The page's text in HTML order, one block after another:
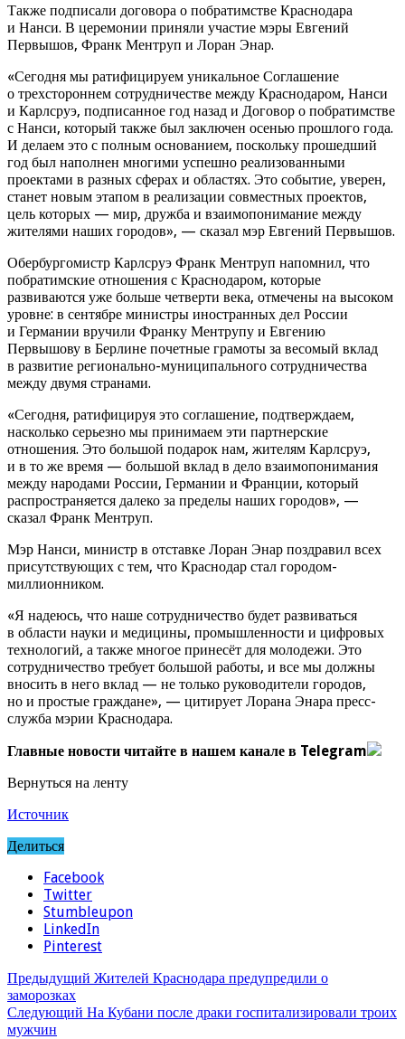
Также подписали договора о побратимстве Краснодара
и Нанси. В церемонии приняли участие мэры Евгений
Первышов, Франк Ментруп и Лоран Энар.
«Сегодня мы ратифицируем уникальное Соглашение
о трехстороннем сотрудничестве между Краснодаром, Нанси
и Карлсруэ, подписанное год назад и Договор о побратимстве
с Нанси, который также был заключен осенью прошлого года.
И делаем это с полным основанием, поскольку прошедший
год был наполнен многими успешно реализованными
проектами в разных сферах и областях. Это событие, уверен,
станет новым этапом в реализации совместных проектов,
цель которых — мир, дружба и взаимопонимание между
жителями наших городов», — сказал мэр Евгений Первышов.
Обербургомистр Карлсруэ Франк Ментруп напомнил, что
побратимские отношения с Краснодаром, которые
развиваются уже больше четверти века, отмечены на высоком
уровне: в сентябре министры иностранных дел России
и Германии вручили Франку Ментрупу и Евгению
Первышову в Берлине почетные грамоты за весомый вклад
в развитие регионально-муниципального сотрудничества
между двумя странами.
«Сегодня, ратифицируя это соглашение, подтверждаем,
насколько серьезно мы принимаем эти партнерские
отношения. Это большой подарок нам, жителям Карлсруэ,
и в то же время — большой вклад в дело взаимопонимания
между народами России, Германии и Франции, который
распространяется далеко за пределы наших городов», —
сказал Франк Ментруп.
Мэр Нанси, министр в отставке Лоран Энар поздравил всех
присутствующих с тем, что Краснодар стал городом-
миллионником.
«Я надеюсь, что наше сотрудничество будет развиваться
в области науки и медицины, промышленности и цифровых
технологий, а также многое принесёт для молодежи. Это
сотрудничество требует большой работы, и все мы должны
вносить в него вклад — не только руководители городов,
но и простые граждане», — цитирует Лорана Энара пресс-
служба мэрии Краснодара.
Главные новости читайте в нашем канале в Telegram
Вернуться на ленту
Источник
Делиться
Facebook
Twitter
Stumbleupon
LinkedIn
Pinterest
Предыдущий Жителей Краснодара предупредили о
заморозках
Следующий На Кубани после драки госпитализировали троих
мужчин